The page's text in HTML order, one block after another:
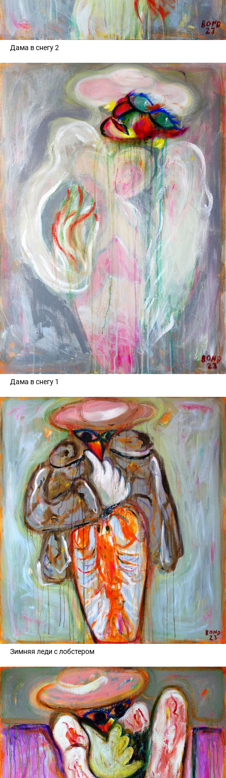
Дама в снегу 2
Дама в снегу 1
Зимняя леди с лобстером